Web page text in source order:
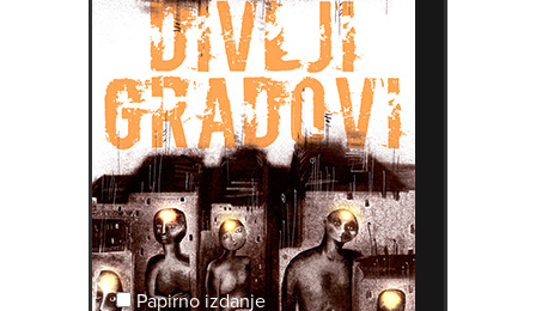
Papirno izdanje